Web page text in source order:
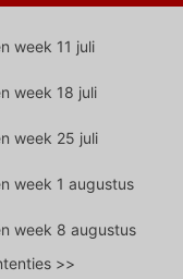
week 11 juli
week 18 juli
week 25 juli
week 1 augustus
week 8 augustus
>>